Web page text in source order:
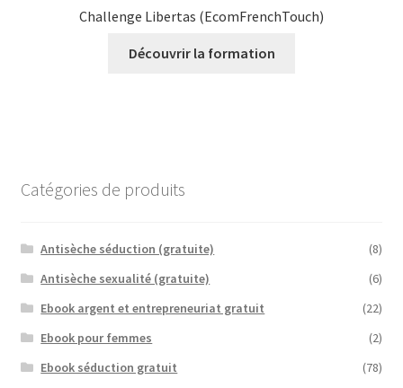
Challenge Libertas (EcomFrenchTouch)
Découvrir la formation
Catégories de produits
Antisèche séduction (gratuite)
(8)
Antisèche sexualité (gratuite)
(6)
Ebook argent et entrepreneuriat gratuit
(22)
Ebook pour femmes
(2)
Ebook séduction gratuit
(78)